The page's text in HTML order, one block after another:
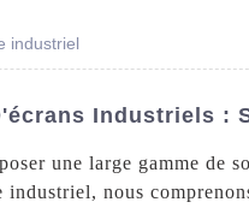
industriel
Industriels :
une large gamme de
nous